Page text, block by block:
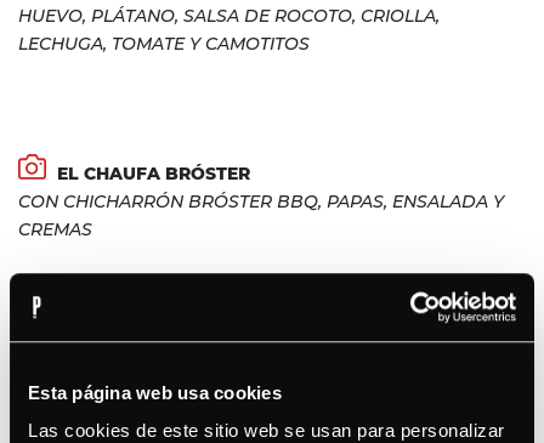
Esta página web usa cookies
Las cookies de este sitio web se usan para personalizar
HUEVO, PLÁTANO, SALSA DE ROCOTO, CRIOLLA,
LECHUGA, TOMATE Y CAMOTITOS
EL CHAUFA BRÓSTER
CON CHICHARRÓN BRÓSTER BBQ, PAPAS, ENSALADA Y
CREMAS
MACARRONES MAC AND CHEESE CON CHICHARRÓN